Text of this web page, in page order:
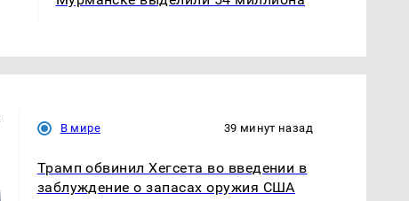
В мире 39 минут назад
Трамп обвинил Хегсета во введении в
заблуждение о запасах оружия США